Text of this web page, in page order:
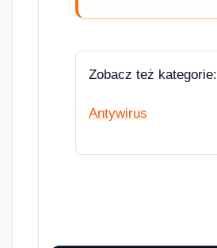
Zobacz też kategorie:
Antywirus